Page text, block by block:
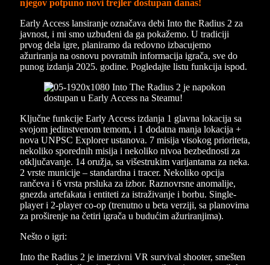
njegov potpuno novi trejler dostupan danas!
Early Access lansiranje označava debi Into the Radius 2 za
javnost, i mi smo uzbuđeni da ga pokažemo. U tradiciji
prvog dela igre, planiramo da redovno izbacujemo
ažuriranja na osnovu povratnih informacija igrača, sve do
punog izdanja 2025. godine. Pogledajte listu funkcija ispod.
Ključne funkcije Early Access izdanja 1 glavna lokacija sa
svojom jedinstvenom temom, i 1 dodatna manja lokacija +
nova UNPSC Explorer ustanova. 7 misija visokog prioriteta,
nekoliko sporednih misija i nekoliko nivoa bezbednosti za
otključavanje. 14 oružja, sa višestrukim varijantama za neka.
2 vrste municije – standardna i tracer. Nekoliko opcija
rančeva i 6 vrsta prsluka za izbor. Raznovrsne anomalije,
gnezda artefakata i entiteti za istraživanje i borbu. Single-
player i 2-player co-op (trenutno u beta verziji, sa planovima
za proširenje na četiri igrača u budućim ažuriranjima).
Nešto o igri:
Into the Radius 2 je imerzivni VR survival shooter, smešten